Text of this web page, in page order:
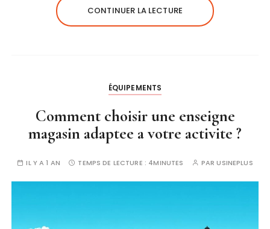
CONTINUER LA LECTURE
ÉQUIPEMENTS
Comment choisir une enseigne
magasin adaptee a votre activite ?
IL Y A 1 AN TEMPS DE LECTURE : 4MINUTES PARUSINEPLUS